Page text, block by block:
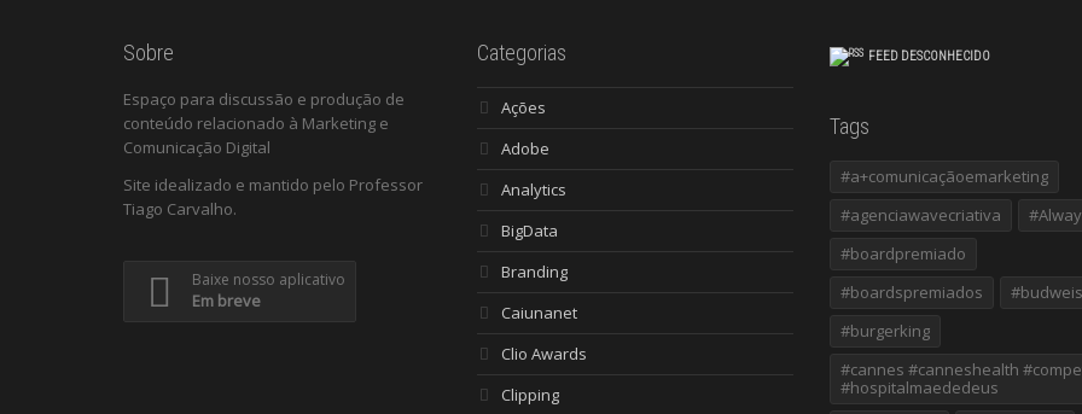
Sobre
Espaço para discussão e produção de
conteúdo relacionado à Marketing e
Comunicação Digital
Site idealizado e mantido pelo Professor
Tiago Carvalho.
Baixe nosso aplicativo
Em breve
Categorias
Ações
Adobe
Analytics
BigData
Branding
Caiunanet
Clio Awards
Clipping
FEED DESCONHECIDO
Tags
#a+comunicaçãoemarketing
#agenciawavecriativa
#boardpremiado
#boardspremiados
#burgerking
#cannes #canneshealth
#hospitalmaededeus